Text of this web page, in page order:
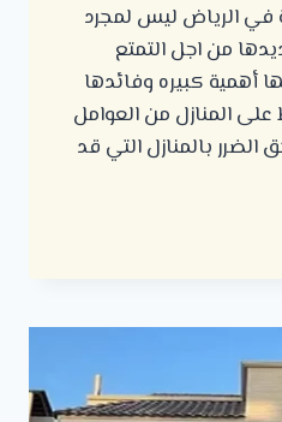
في الرياض ليس لمجرد
من اجل التمتع
أهمية كبيره وفائدها
المنازل من العوامل
الضرر بالمنازل التي قد